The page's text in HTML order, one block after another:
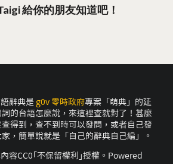
給你的朋友知道吧！
辭典是 g0v 零時政府專案「萌典」的延
的台語怎麼說，來這裡查就對了！甚麼
得到，查不到時可以發問，或者自己發
，簡單說就是「自己的辭典自己編」。
容CC0｢不保留權利｣授權。Powered